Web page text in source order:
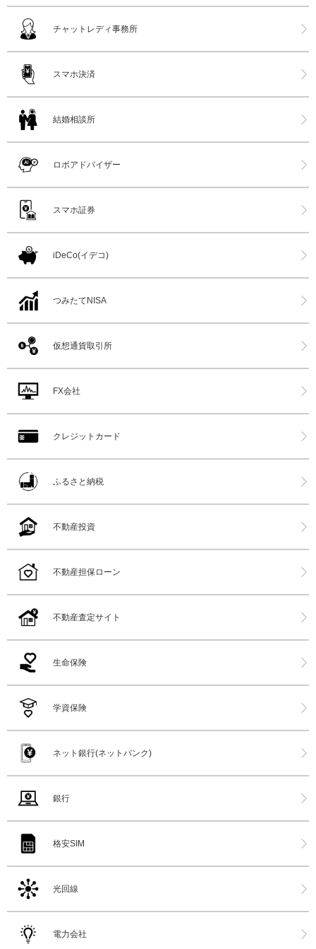
チャットレディ事務所
スマホ決済
結婚相談所
ロボアドバイザー
スマホ証券
iDeCo(イデコ)
つみたてNISA
仮想通貨取引所
FX会社
クレジットカード
ふるさと納税
不動産投資
不動産担保ローン
不動産査定サイト
生命保険
学資保険
ネット銀行(ネットバンク)
銀行
格安SIM
光回線
電力会社